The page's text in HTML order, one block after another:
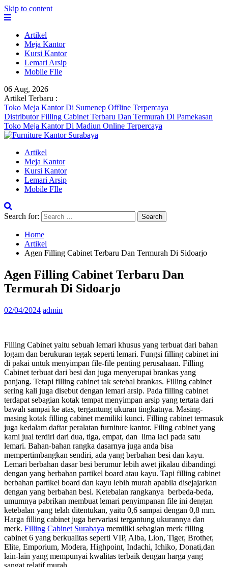
Skip to content
Artikel
Meja Kantor
Kursi Kantor
Lemari Arsip
Mobile FIle
06 Aug, 2026
Artikel Terbaru :
Toko Meja Kantor Di Sumenep Offline Terpercaya
Distributor Filling Cabinet Terbaru Dan Termurah Di Pamekasan
Toko Meja Kantor Di Madiun Online Terpercaya
Artikel
Meja Kantor
Kursi Kantor
Lemari Arsip
Mobile FIle
Search for:
Home
Artikel
Agen Filling Cabinet Terbaru Dan Termurah Di Sidoarjo
Agen Filling Cabinet Terbaru Dan
Termurah Di Sidoarjo
02/04/2024 admin
Filling Cabinet yaitu sebuah lemari khusus yang terbuat dari bahan
logam dan berukuran tegak seperti lemari. Fungsi filling cabinet ini
di pakai untuk menyimpan file-file penting perusahaan. Filling
Cabinet terbuat dari besi dan juga menyerupai brankas yang
panjang. Tetapi filling cabinet tak setebal brankas. Filling cabinet
sering kali juga disebut dengan lemari arsip. Pada filling cabinet
terdapat sebagian kotak tempat menyimpan arsip yang tertata dari
bawah sampai ke atas, tergantung ukuran tingkatnya. Masing-
masing kotak filling cabinet memiliki kunci. Filling cabinet termasuk
juga kedalam daftar peralatan furniture kantor. Filing cabinet yang
kami jual terdiri dari dua, tiga, empat, dan lima laci pada satu
lemari. Bahan-bahan rangka dasarnya juga anda bisa
mempertimbangkan sendiri, ada yang berbahan besi dan kayu.
Lemari berbahan dasar besi berumur lebih awet jikalau dibandingi
dengan yang berbahan partikel board atau kayu. Tapi filling cabinet
berbahan partikel board dan kayu lebih murah apabila disejajarkan
dengan yang berbahan besi. Ketebalan rangkanya berbeda-beda,
umumnya pabrikan membuat lemari penyimpanan file ini dengan
ketebalan yang telah ditentukan, yaitu 0,6 sampai dengan 0,8 mm.
Harga filling cabinet juga bervariasi tergantung ukurannya dan
merk. Filling Cabinet Surabaya memiliki sebagian merk filling
cabinet 6 yang berkualitas seperti VIP, Alba, Lion, Tiger, Brother,
Elite, Emporium, Modera, Highpoint, Indachi, Ichiko, Donati,dan
lain-lain yang mempunyai kwalitas terbaik dengan harga yang
sangat relatif murah.